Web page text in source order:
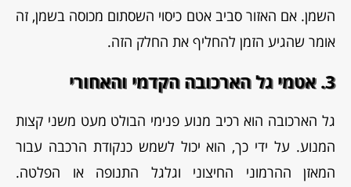
השמן. אם האזור סביב אטם כיסוי השסתום מכוסה בשמן, זה
אומר שהגיע הזמן להחליף את החלק הזה.
3. אטמי גל הארכובה הקדמי והאחורי
גל הארכובה הוא רכיב מנוע פנימי הבולט מעט משני קצות
המנוע. על ידי כך, הוא יכול לשמש כנקודת הרכבה עבור
המאזן ההרמוני החיצוני וגלגל התנופה או הפלטה.